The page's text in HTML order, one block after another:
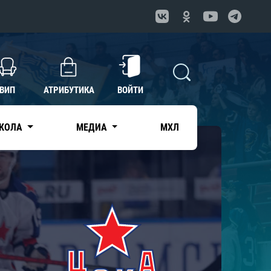
ВИП АТРИБУТИКА ВОЙТИ
МЕДИА МХЛ